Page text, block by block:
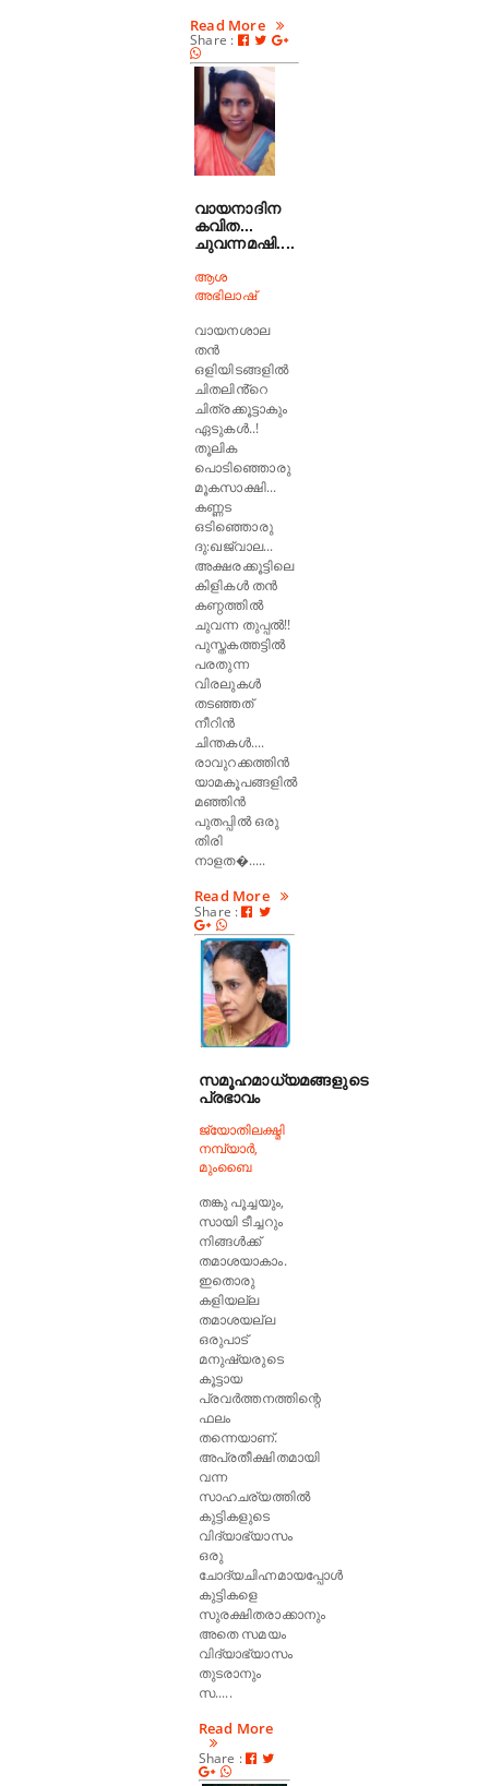
Read More
Share :
വായനാദിന
കവിത...
ചുവന്നമഷി....
ആശ
അഭിലാഷ്
വായനശാല
തൻ
ഒളിയിടങ്ങളിൽ
ചിതലിൻ്റെ
ചിത്രക്കൂട്ടാകും
ഏടുകൾ..!
തൂലിക
പൊടിഞ്ഞൊരു
മൂകസാക്ഷി...
കണ്ണട
ഒടിഞ്ഞൊരു
ദു:ഖജ്വാല...
അക്ഷരക്കൂട്ടിലെ
കിളികൾ തൻ
കണ്ഠത്തിൽ
ചുവന്ന തുപ്പൽ!!
പുസ്തകത്തട്ടിൽ
പരതുന്ന
വിരലുകൾ
തടഞ്ഞത്
നീറിൻ
ചിന്തകൾ....
രാവുറക്കത്തിൻ
യാമകൂപങ്ങളിൽ
മഞ്ഞിൻ
പുതപ്പിൽ ഒരു
തിരി
നാളത�.....
Read More
Share :
സമൂഹമാധ്യമങ്ങളുടെ
പ്രഭാവം
ജ്യോതിലക്ഷ്മി
നമ്പ്യാർ,
മുംബൈ
തങ്കു പൂച്ചയും,
സായി ടീച്ചറും
നിങ്ങൾക്ക്
തമാശയാകാം.
ഇതൊരു
കളിയല്ല
തമാശയല്ല
ഒരുപാട്
മനുഷ്യരുടെ
കൂട്ടായ
പ്രവർത്തനത്തിന്റെ
ഫലം
തന്നെയാണ്.
അപ്രതീക്ഷിതമായി
വന്ന
സാഹചര്യത്തിൽ
കുട്ടികളുടെ
വിദ്യാഭ്യാസം
ഒരു
ചോദ്യചിഹ്നമായപ്പോൾ
കുട്ടികളെ
സുരക്ഷിതരാക്കാനും
അതെ സമയം
വിദ്യാഭ്യാസം
തുടരാനും
സ.....
Read More
Share :